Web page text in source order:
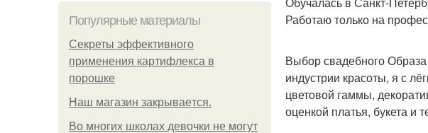
Популярные материалы
Секреты эффективного
применения картифлекса в
порошке
Нaш магaзин зaкрывaeтся.
Во многих школах девочки не могут
Работаю только на
Выбор свадебного
индустрии красоты, я с
цветовой гаммы,
оценкой платья, букета